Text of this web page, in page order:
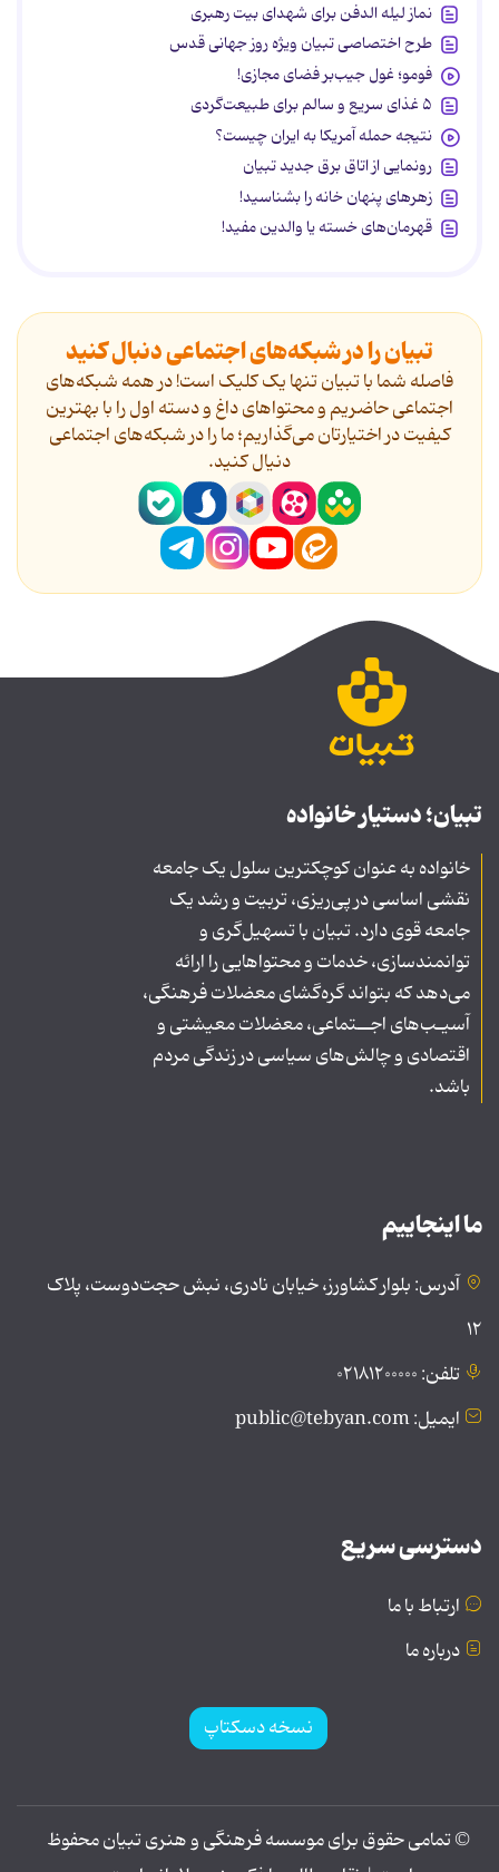
نماز لیله الدفن برای شهدای بیت رهبری
طرح اختصاصی تبیان ویژه روز جهانی قدس
فومو؛ غول جیب‌بر فضای مجازی!
۵ غذای سریع و سالم برای طبیعت‌گردی
نتیجه حمله آمریکا به ایران چیست؟
رونمایی از اتاق برق جدید تبیان
زهرهای پنهان خانه را بشناسید!
قهرمان‌های خسته یا والدین مفید!
تبیان را در شبکه‌های اجتماعی دنبال کنید
فاصله شما با تبیان تنها یک کلیک است! در همه شبکه‌های
اجتماعی حاضریم و محتواهای داغ و دسته اول را با بهترین
کیفیت در اختیارتان می‌گذاریم؛ ما را در شبکه‌های اجتماعی
دنیال کنید.
تبیان؛ دستیار خانواده
خانواده به عنوان کوچکترین سلول یک جامعه
نقشی اساسی در پی‌ریزی، تربیت و رشد یک
جامعه قوی دارد. تبیان با تسهیل‌گری و
توانمندسازی، خدمات و محتواهایی را ارائه
می‌دهد که بتواند گره‌گشای معضلات فرهنگی،
آسیـب‌های اجــتماعی، معضلات معیشتی و
اقتصادی و چالش‌های سیاسی در زندگی مردم
باشد.
ما اینجاییم
آدرس: بلوار کشاورز، خیابان نادری، نبش حجت‌دوست، پلاک
۱۲
تلفن: ۰۲۱۸۱۲۰۰۰۰۰
ایمیل: public@tebyan.com
دسترسی سریع
ارتباط با ما
درباره ما
نسخه دسکتاپ
© تمامی حقوق برای موسسه فرهنگی و هنری تبیان محفوظ